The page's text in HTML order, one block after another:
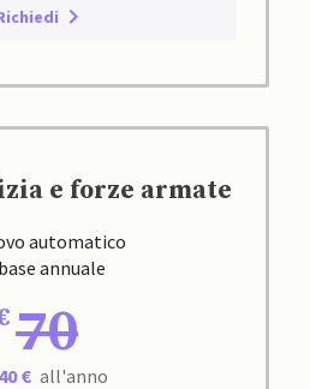
e forze armate
automatico
annuale
70
40 € all'anno